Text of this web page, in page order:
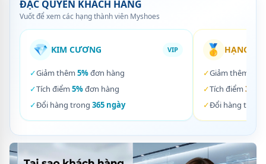
ĐẶC QUYỀN KHÁCH HÀNG
Vuốt để xem các hạng thành viên Myshoes
💎 KIM CƯƠNG VIP
✓Giảm thêm 5%đơn hàng
✓Tích điểm 5%đơn hàng
✓Đổi hàng trong 365 ngày
🥇 HẠNG
✓Giảm thêm
✓Tích điểm 3%
✓Đổi hàng trong